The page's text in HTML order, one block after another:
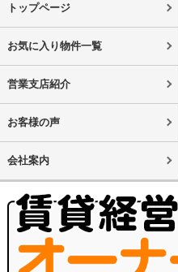
トップページ
お気に入り物件一覧
営業支店紹介
お客様の声
会社案内